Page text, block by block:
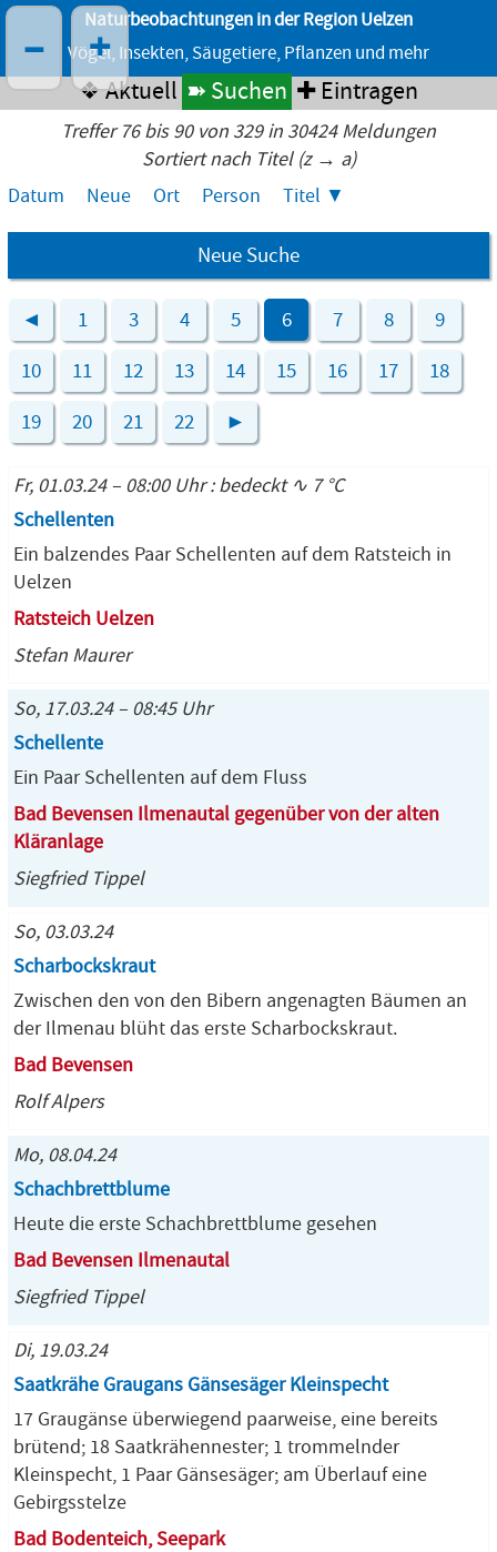
Naturbeobachtungen in der Region Uelzen
Vögel, Insekten, Säugetiere, Pflanzen und mehr
❖ Aktuell ➽ Suchen ✚ Eintragen
Treffer 76 bis 90 von 329 in 30424 Meldungen
Sortiert nach Titel (z → a)
Datum
Neue Ort Person Titel
Neue Suche
◄ 1 3 4 5 6 7 8 9
10 11 12 13 14 15 16 17 18
19 20 21 22 ►
Fr, 01.03.24 – 08:00 Uhr : bedeckt ∿ 7 °C
Schellenten
Ein balzendes Paar Schellenten auf dem Ratsteich in
Uelzen
Ratsteich Uelzen
Stefan Maurer
So, 17.03.24 – 08:45 Uhr
Schellente
Ein Paar Schellenten auf dem Fluss
Bad Bevensen Ilmenautal gegenüber von der alten
Kläranlage
Siegfried Tippel
So, 03.03.24
Scharbockskraut
Zwischen den von den Bibern angenagten Bäumen an
der Ilmenau blüht das erste Scharbockskraut.
Bad Bevensen
Rolf Alpers
Mo, 08.04.24
Schachbrettblume
Heute die erste Schachbrettblume gesehen
Bad Bevensen Ilmenautal
Siegfried Tippel
Di, 19.03.24
Saatkrähe Graugans Gänsesäger Kleinspecht
17 Graugänse überwiegend paarweise, eine bereits
brütend; 18 Saatkrähennester; 1 trommelnder
Kleinspecht, 1 Paar Gänsesäger; am Überlauf eine
Gebirgsstelze
Bad Bodenteich, Seepark
– +